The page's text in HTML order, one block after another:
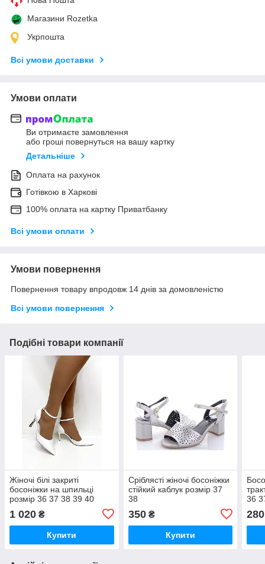
Магазини Rozetka
Укрпошта
Всі умови доставки
Умови оплати
Ви отримаєте замовлення
або гроші повернуться на вашу картку
Детальніше
Оплата на рахунок
Готівкою в Харкові
100% оплата на картку Приватбанку
Всі умови оплати
Умови повернення
Повернення товару впродовж 14 днів за домовленістю
Всі умови повернення
Подібні товари компанії
Жіночі білі закриті
босоніжки на шпильці
розмір 36 37 38 39 40
1 020 ₴
Купити
Сріблясті жіночі босоніжки
стійкий каблук розмір 37
38
350₴
Купити
36
280